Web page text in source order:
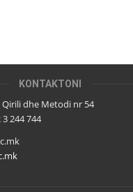
KONTAKTONI
Qirili dhe Metodi nr 54
3 244 744